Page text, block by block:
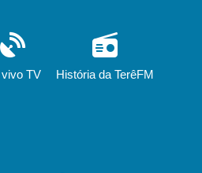
TV História da TerêFM